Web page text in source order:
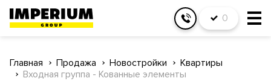
0
Главная Продажа Новостройки
Квартиры
Входная группа - Кованные элементы